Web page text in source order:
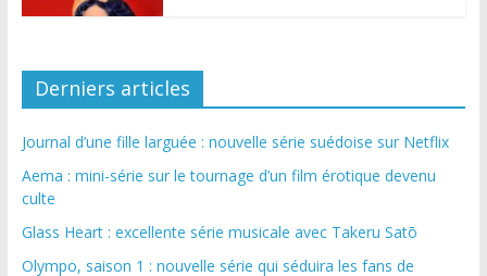
Derniers articles
Journal d’une fille larguée : nouvelle série suédoise sur Netflix
Aema : mini-série sur le tournage d’un film érotique devenu
culte
Glass Heart : excellente série musicale avec Takeru Satō
Olympo, saison 1 : nouvelle série qui séduira les fans de